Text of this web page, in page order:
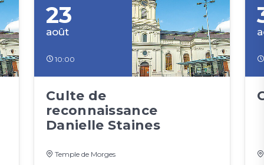
23
août
10:00
Culte de
reconnaissance
Danielle Staines
Temple de Morges